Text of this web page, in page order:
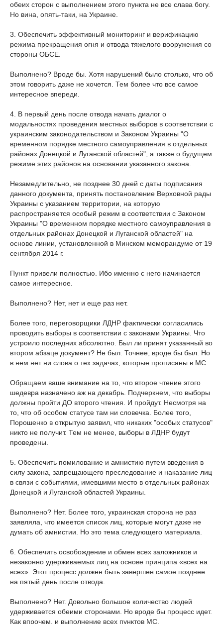
обеих сторон с выполнением этого пункта не все слава богу.
Но вина, опять-таки, на Украине.
3. Обеспечить эффективный мониторинг и верификацию
режима прекращения огня и отвода тяжелого вооружения со
стороны ОБСЕ.
Выполнено? Вроде бы. Хотя нарушений было столько, что об
этом говорить даже не хочется. Тем более что все самое
интересное впереди.
4. В первый день после отвода начать диалог о
модальностях проведения местных выборов в соответствии с
украинским законодательством и Законом Украины "О
временном порядке местного самоуправления в отдельных
районах Донецкой и Луганской областей", а также о будущем
режиме этих районов на основании указанного закона.
Незамедлительно, не позднее 30 дней с даты подписания
данного документа, принять постановление Верховной рады
Украины с указанием территории, на которую
распространяется особый режим в соответствии с Законом
Украины "О временном порядке местного самоуправления в
отдельных районах Донецкой и Луганской областей" на
основе линии, установленной в Минском меморандуме от 19
сентября 2014 г.
Пункт привели полностью. Ибо именно с него начинается
самое интересное.
Выполнено? Нет, нет и еще раз нет.
Более того, переговорщики ЛДНР фактически согласились
проводить выборы в соответствии с законами Украины. Что
устроило последних абсолютно. Был ли принят указанный во
втором абзаце документ? Не был. Точнее, вроде бы был. Но
в нем нет ни слова о тех задачах, которые прописаны в МС.
Обращаем ваше внимание на то, что второе чтение этого
шедевра назначено аж на декабрь. Подчеркнем, что выборы
должны пройти ДО второго чтения. И пройдут. Несмотря на
то, что об особом статусе там ни словечка. Более того,
Порошенко в открытую заявил, что никаких "особых статусов"
никто не получит. Тем не менее, выборы в ЛДНР будут
проведены.
5. Обеспечить помилование и амнистию путем введения в
силу закона, запрещающего преследование и наказание лиц
в связи с событиями, имевшими место в отдельных районах
Донецкой и Луганской областей Украины.
Выполнено? Нет. Более того, украинская сторона не раз
заявляла, что имеется список лиц, которые могут даже не
думать об амнистии. Но это тема следующего материала.
6. Обеспечить освобождение и обмен всех заложников и
незаконно удерживаемых лиц на основе принципа «всех на
всех». Этот процесс должен быть завершен самое позднее
на пятый день после отвода.
Выполнено? Нет. Довольно большое количество людей
удерживается обеими сторонами. Но вроде бы процесс идет.
Как впрочем, и выполнение всех пунктов МС.